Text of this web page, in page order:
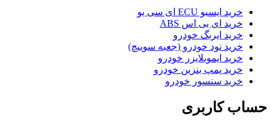
خرید ایسیو ECU ای سی یو
خرید ای بی اس ABS
خرید ایربگ خودرو
خرید نود خودرو (جعبه سوییچ)
خرید ایموبلایزر خودرو
خرید پمپ بنزین خودرو
خرید سنسور خودرو
حساب کاربری